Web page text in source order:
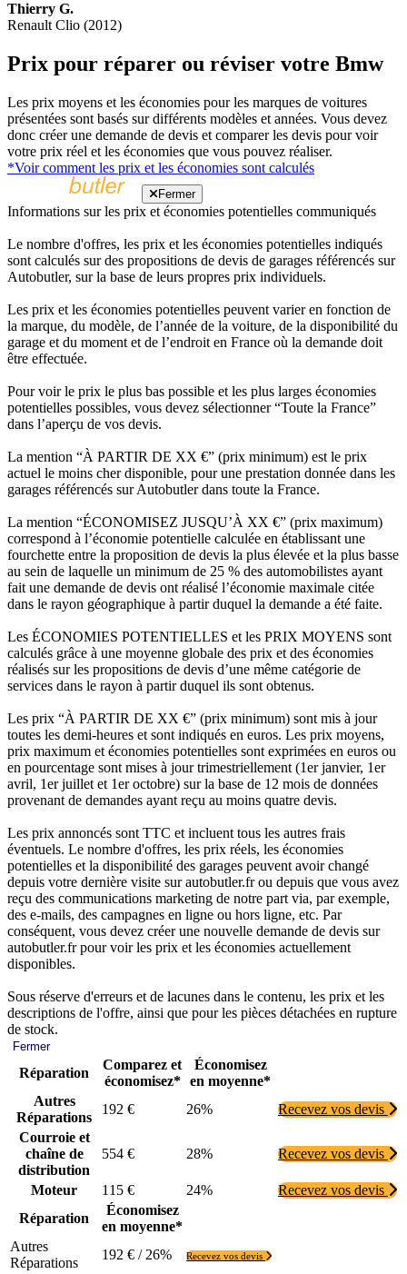
Thierry G.
Renault Clio (2012)
Prix pour réparer ou réviser votre Bmw
Les prix moyens et les économies pour les marques de voitures
présentées sont basés sur différents modèles et années. Vous devez
donc créer une demande de devis et comparer les devis pour voir
votre prix réel et les économies que vous pouvez réaliser.
*Voir comment les prix et les économies sont calculés
Fermer
Informations sur les prix et économies potentielles communiqués
Le nombre d'offres, les prix et les économies potentielles indiqués
sont calculés sur des propositions de devis de garages référencés sur
Autobutler, sur la base de leurs propres prix individuels.
Les prix et les économies potentielles peuvent varier en fonction de
la marque, du modèle, de l’année de la voiture, de la disponibilité du
garage et du moment et de l’endroit en France où la demande doit
être effectuée.
Pour voir le prix le plus bas possible et les plus larges économies
potentielles possibles, vous devez sélectionner “Toute la France”
dans l’aperçu de vos devis.
La mention “À PARTIR DE XX €” (prix minimum) est le prix
actuel le moins cher disponible, pour une prestation donnée dans les
garages référencés sur Autobutler dans toute la France.
La mention “ÉCONOMISEZ JUSQU’À XX €” (prix maximum)
correspond à l’économie potentielle calculée en établissant une
fourchette entre la proposition de devis la plus élevée et la plus basse
au sein de laquelle un minimum de 25 % des automobilistes ayant
fait une demande de devis ont réalisé l’économie maximale citée
dans le rayon géographique à partir duquel la demande a été faite.
Les ÉCONOMIES POTENTIELLES et les PRIX MOYENS sont
calculés grâce à une moyenne globale des prix et des économies
réalisés sur les propositions de devis d’une même catégorie de
services dans le rayon à partir duquel ils sont obtenus.
Les prix “À PARTIR DE XX €” (prix minimum) sont mis à jour
toutes les demi-heures et sont indiqués en euros. Les prix moyens,
prix maximum et économies potentielles sont exprimées en euros ou
en pourcentage sont mises à jour trimestriellement (1er janvier, 1er
avril, 1er juillet et 1er octobre) sur la base de 12 mois de données
provenant de demandes ayant reçu au moins quatre devis.
Les prix annoncés sont TTC et incluent tous les autres frais
éventuels. Le nombre d'offres, les prix réels, les économies
potentielles et la disponibilité des garages peuvent avoir changé
depuis votre dernière visite sur autobutler.fr ou depuis que vous avez
reçu des communications marketing de notre part via, par exemple,
des e-mails, des campagnes en ligne ou hors ligne, etc. Par
conséquent, vous devez créer une nouvelle demande de devis sur
autobutler.fr pour voir les prix et les économies actuellement
disponibles.
Sous réserve d'erreurs et de lacunes dans le contenu, les prix et les
descriptions de l'offre, ainsi que pour les pièces détachées en rupture
de stock.
Fermer
Réparation
Comparez et
économisez*
Économisez
en moyenne*
Autres
Réparations
192 € 26%
Recevez vos devis
Courroie et
chaîne de
distribution
554 € 28% Recevez vos devis
Moteur 115 € 24%
Recevez vos devis
Réparation
Économisez
en moyenne*
Autres
Réparations
192 € / 26% Recevez vos devis